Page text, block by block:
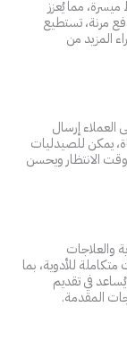
مما يُعزز
مرنة، تستطيع
المزيد من
العملاء إرسال
يمكن للصيدليات
الانتظار ويحسن
والعلاجات
للأدوية، بما
في تقديم
المقدمة.